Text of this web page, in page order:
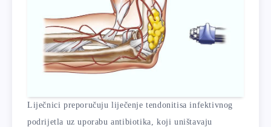
Liječnici preporučuju liječenje tendonitisa infektivnog
podrijetla uz uporabu antibiotika, koji uništavaju